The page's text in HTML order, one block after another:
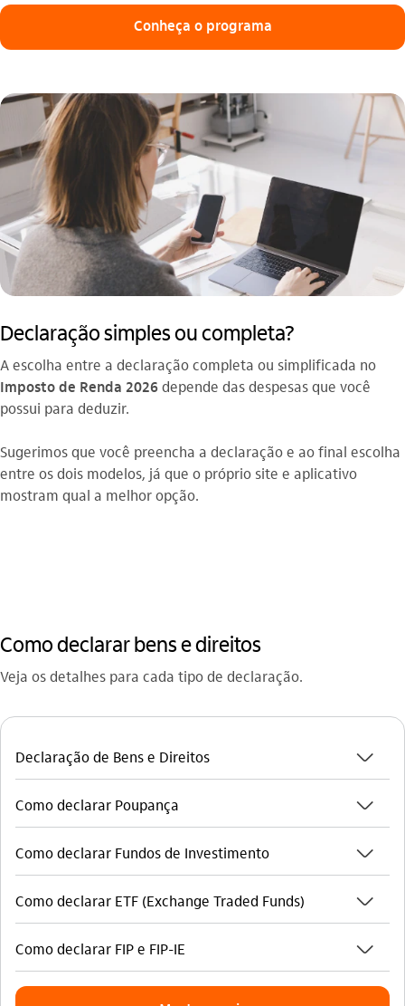
Conheça o programa
Declaração simples ou completa?
A escolha entre a declaração completa ou simplificada no
Imposto de Renda 2026depende das despesas que você
possui para deduzir.
Sugerimos que você preencha a declaração e ao final escolha
entre os dois modelos, já que o próprio site e aplicativo
mostram qual a melhor opção.
Como declarar bens e direitos
Veja os detalhes para cada tipo de declaração.
Declaração de Bens e Direitos seta_baixo
Como declarar Poupança seta_baixo
Como declarar Fundos de Investimento seta_baixo
Como declarar ETF (Exchange Traded Funds) seta_baixo
Como declarar FIP e FIP-IE seta_baixo